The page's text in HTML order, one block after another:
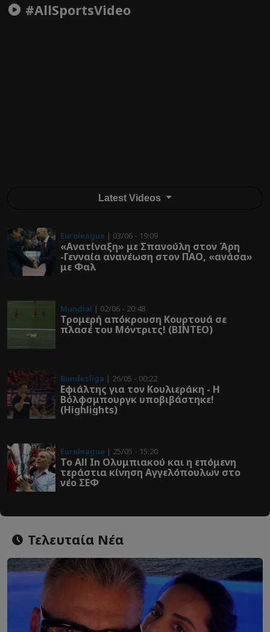
#AllSportsVideo
Latest Videos
Euroleague | 03/06 - 19:09
«Ανατίναξη» με Σπανούλη στον Άρη
-Γενναία ανανέωση στον ΠΑΟ, «ανάσα»
με Φαλ
Mundial | 02/06 - 20:48
Τρομερή απόκρουση Κουρτουά σε
πλασέ του Μόντριτς! (ΒΙΝΤΕΟ)
Bundesliga | 26/05 - 00:22
Εφιάλτης για τον Κουλιεράκη - Η
Βόλφσμπουργκ υποβιβάστηκε!
(Highlights)
Euroleague | 25/05 - 15:20
Το All In Ολυμπιακού και η επόμενη
τεράστια κίνηση Αγγελόπουλων στο
νέο ΣΕΦ
Τελευταία Νέα